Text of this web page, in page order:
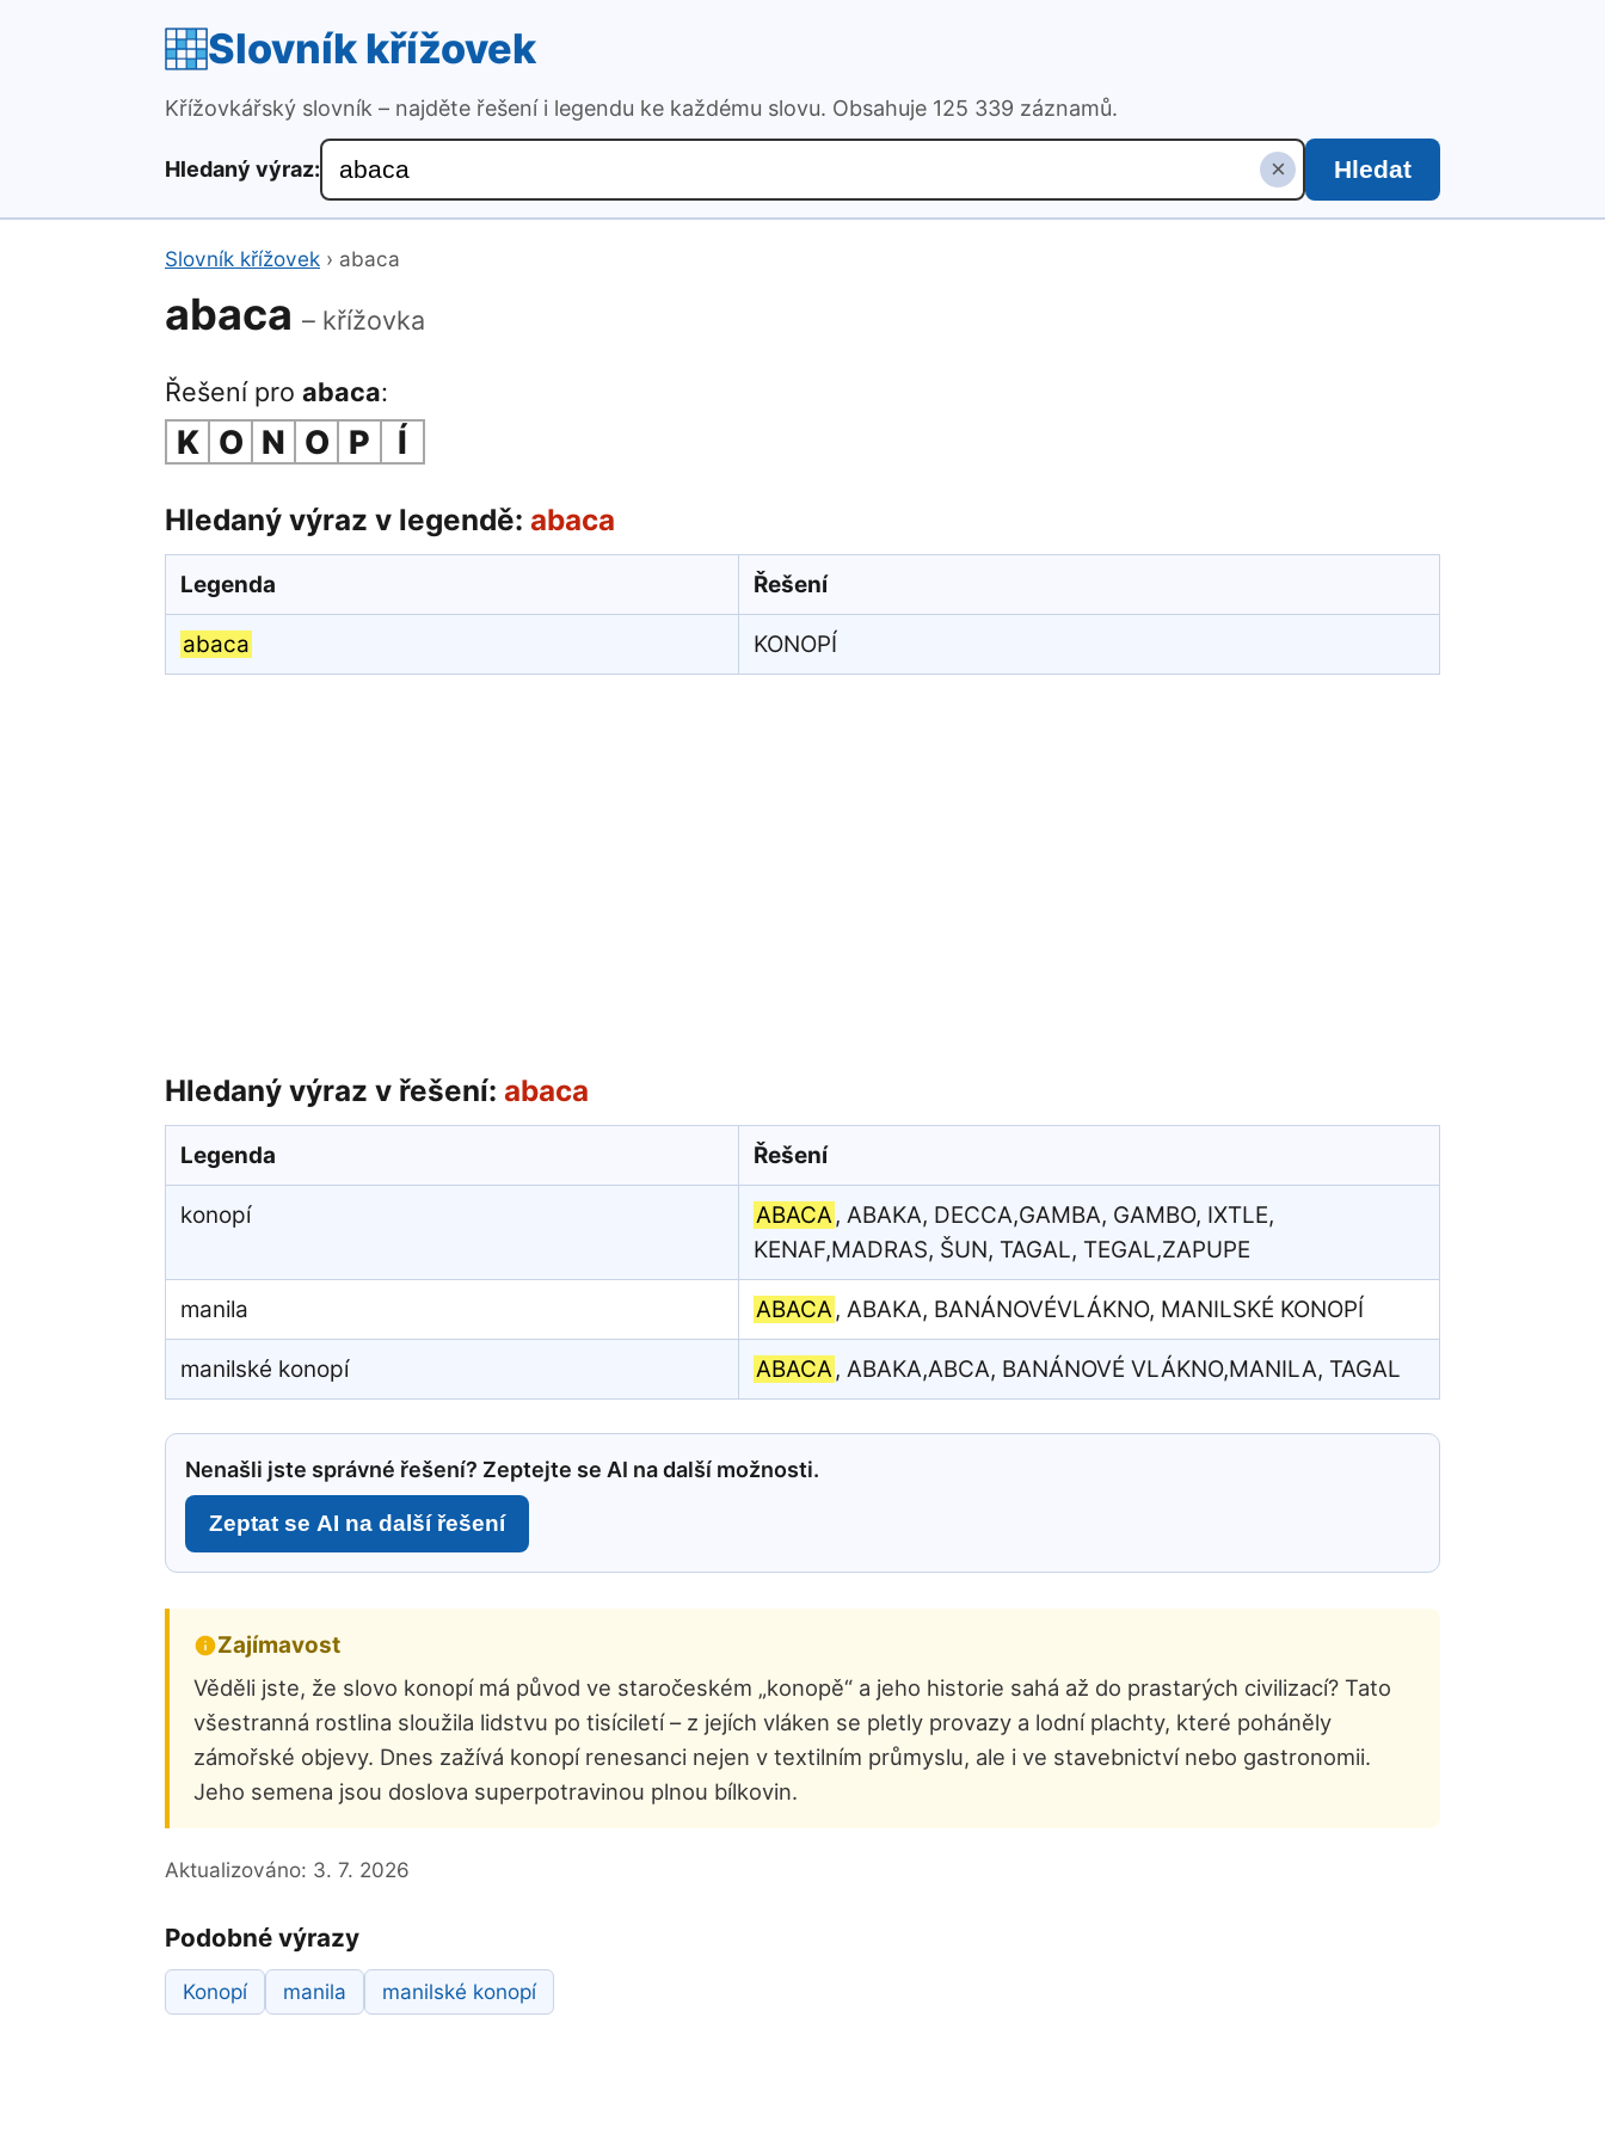
Slovník křížovek
Křížovkářský slovník – najděte řešení i legendu ke každému slovu. Obsahuje 125 339 záznamů.
Hledaný výraz: × Hledat
Slovník křížovek › abaca
abaca – křížovka
Řešení pro abaca:
K O N O P Í
Hledaný výraz v legendě: abaca
Legenda Řešení
abaca KONOPÍ
Hledaný výraz v řešení: abaca
Legenda Řešení
konopí ABACA, ABAKA, DECCA,GAMBA, GAMBO, IXTLE,
KENAF,MADRAS, ŠUN, TAGAL, TEGAL,ZAPUPE
manila ABACA, ABAKA, BANÁNOVÉVLÁKNO, MANILSKÉ KONOPÍ
manilské konopí ABACA, ABAKA,ABCA, BANÁNOVÉ VLÁKNO,MANILA, TAGAL
Nenašli jste správné řešení? Zeptejte se AI na další možnosti.
Zeptat se AI na další řešení
Zajímavost
Věděli jste, že slovo konopí má původ ve staročeském „konopě“ a jeho historie sahá až do prastarých civilizací? Tato
všestranná rostlina sloužila lidstvu po tisíciletí – z jejích vláken se pletly provazy a lodní plachty, které poháněly
zámořské objevy. Dnes zažívá konopí renesanci nejen v textilním průmyslu, ale i ve stavebnictví nebo gastronomii.
Jeho semena jsou doslova superpotravinou plnou bílkovin.
Aktualizováno: 3. 7. 2026
Podobné výrazy
Konopí manila manilské konopí